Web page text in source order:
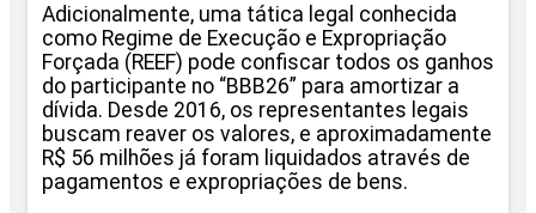
Adicionalmente, uma tática legal conhecida
como Regime de Execução e Expropriação
Forçada (REEF) pode confiscar todos os ganhos
do participante no “BBB26” para amortizar a
dívida. Desde 2016, os representantes legais
buscam reaver os valores, e aproximadamente
R$ 56 milhões já foram liquidados através de
pagamentos e expropriações de bens.